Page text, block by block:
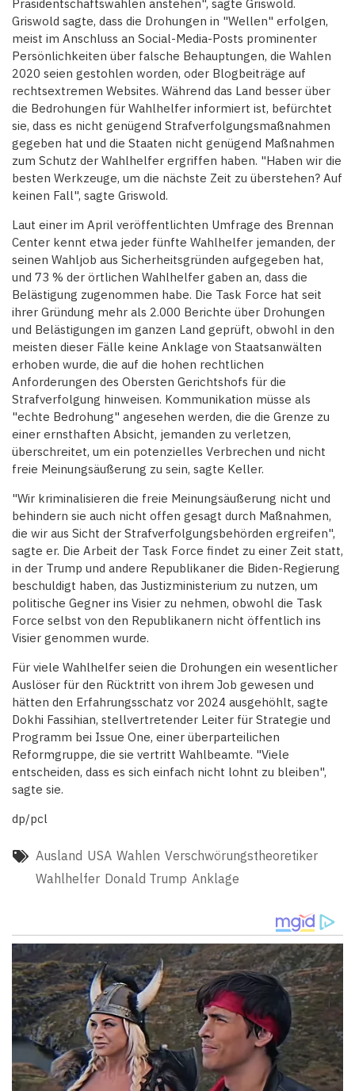
Präsidentschaftswahlen anstehen", sagte Griswold.
Griswold sagte, dass die Drohungen in "Wellen" erfolgen,
meist im Anschluss an Social-Media-Posts prominenter
Persönlichkeiten über falsche Behauptungen, die Wahlen
2020 seien gestohlen worden, oder Blogbeiträge auf
rechtsextremen Websites. Während das Land besser über
die Bedrohungen für Wahlhelfer informiert ist, befürchtet
sie, dass es nicht genügend Strafverfolgungsmaßnahmen
gegeben hat und die Staaten nicht genügend Maßnahmen
zum Schutz der Wahlhelfer ergriffen haben. "Haben wir die
besten Werkzeuge, um die nächste Zeit zu überstehen? Auf
keinen Fall", sagte Griswold.
Laut einer im April veröffentlichten Umfrage des Brennan
Center kennt etwa jeder fünfte Wahlhelfer jemanden, der
seinen Wahljob ​​aus Sicherheitsgründen aufgegeben hat,
und 73 % der örtlichen Wahlhelfer gaben an, dass die
Belästigung zugenommen habe. Die Task Force hat seit
ihrer Gründung mehr als 2.000 Berichte über Drohungen
und Belästigungen im ganzen Land geprüft, obwohl in den
meisten dieser Fälle keine Anklage von Staatsanwälten
erhoben wurde, die auf die hohen rechtlichen
Anforderungen des Obersten Gerichtshofs für die
Strafverfolgung hinweisen. Kommunikation müsse als
"echte Bedrohung" angesehen werden, die die Grenze zu
einer ernsthaften Absicht, jemanden zu verletzen,
überschreitet, um ein potenzielles Verbrechen und nicht
freie Meinungsäußerung zu sein, sagte Keller.
"Wir kriminalisieren die freie Meinungsäußerung nicht und
behindern sie auch nicht offen gesagt durch Maßnahmen,
die wir aus Sicht der Strafverfolgungsbehörden ergreifen",
sagte er. Die Arbeit der Task Force findet zu einer Zeit statt,
in der Trump und andere Republikaner die Biden-Regierung
beschuldigt haben, das Justizministerium zu nutzen, um
politische Gegner ins Visier zu nehmen, obwohl die Task
Force selbst von den Republikanern nicht öffentlich ins
Visier genommen wurde.
Für viele Wahlhelfer seien die Drohungen ein wesentlicher
Auslöser für den Rücktritt von ihrem Job gewesen und
hätten den Erfahrungsschatz vor 2024 ausgehöhlt, sagte
Dokhi Fassihian, stellvertretender Leiter für Strategie und
Programm bei Issue One, einer überparteilichen
Reformgruppe, die sie vertritt Wahlbeamte. "Viele
entscheiden, dass es sich einfach nicht lohnt zu bleiben",
sagte sie.
dp/pcl
Ausland USA Wahlen Verschwörungstheoretiker
Wahlhelfer Donald Trump Anklage